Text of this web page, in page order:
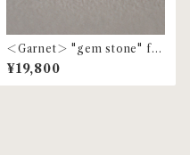
＜Garnet＞ "gem stone" flo
wer pierce | MP-71
¥19,800